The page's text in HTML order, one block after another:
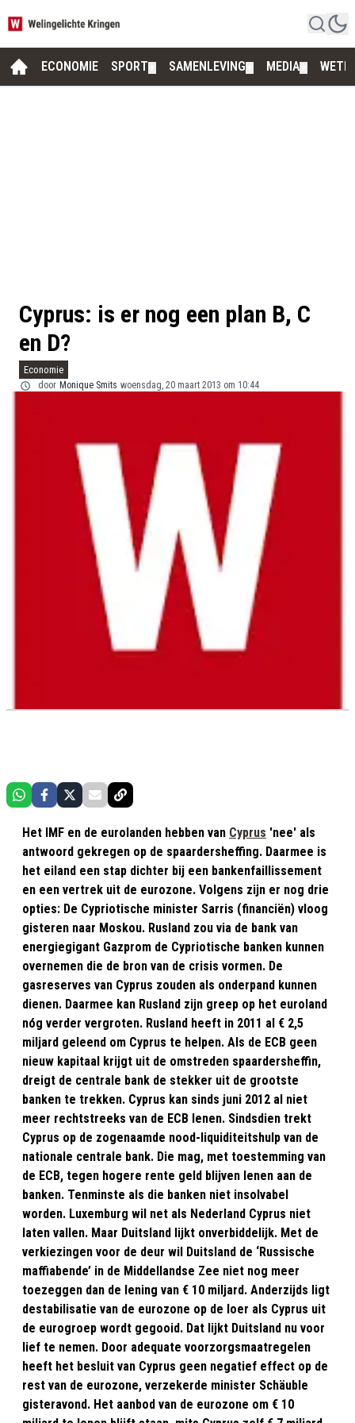
ECONOMIE SPORT SAMENLEVING MEDIA
Cyprus: is er nog een plan B, C
en D?
Economie
door Monique Smits woensdag, 20 maart 2013 om 10:44
Het IMF en de eurolanden hebben van Cyprus 'nee' als
antwoord gekregen op de spaardersheffing. Daarmee is
het eiland een stap dichter bij een bankenfaillissement
en een vertrek uit de eurozone. Volgens zijn er nog drie
opties: De Cypriotische minister Sarris (financiën) vloog
gisteren naar Moskou. Rusland zou via de bank van
energiegigant Gazprom de Cypriotische banken kunnen
overnemen die de bron van de crisis vormen. De
gasreserves van Cyprus zouden als onderpand kunnen
dienen. Daarmee kan Rusland zijn greep op het euroland
nóg verder vergroten. Rusland heeft in 2011 al € 2,5
miljard geleend om Cyprus te helpen. Als de ECB geen
nieuw kapitaal krijgt uit de omstreden spaardersheffin,
dreigt de centrale bank de stekker uit de grootste
banken te trekken. Cyprus kan sinds juni 2012 al niet
meer rechtstreeks van de ECB lenen. Sindsdien trekt
Cyprus op de zogenaamde nood-liquiditeitshulp van de
nationale centrale bank. Die mag, met toestemming van
de ECB, tegen hogere rente geld blijven lenen aan de
banken. Tenminste als die banken niet insolvabel
worden. Luxemburg wil net als Nederland Cyprus niet
laten vallen. Maar Duitsland lijkt onverbiddelijk. Met de
verkiezingen voor de deur wil Duitsland de ‘Russische
maffiabende’ in de Middellandse Zee niet nog meer
toezeggen dan de lening van € 10 miljard. Anderzijds ligt
destabilisatie van de eurozone op de loer als Cyprus uit
de eurogroep wordt gegooid. Dat lijkt Duitsland nu voor
lief te nemen. Door adequate voorzorgsmaatregelen
heeft het besluit van Cyprus geen negatief effect op de
rest van de eurozone, verzekerde minister Schäuble
gisteravond. Het aanbod van de eurozone om € 10